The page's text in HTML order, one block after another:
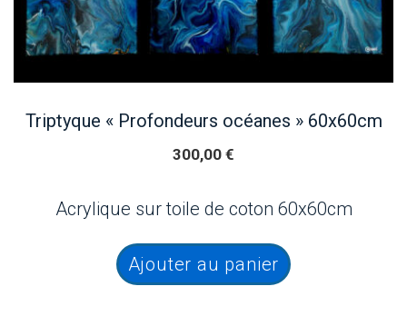
Triptyque « Profondeurs océanes » 60x60cm
300,00 €
Acrylique sur toile de coton 60x60cm
Ajouter au panier